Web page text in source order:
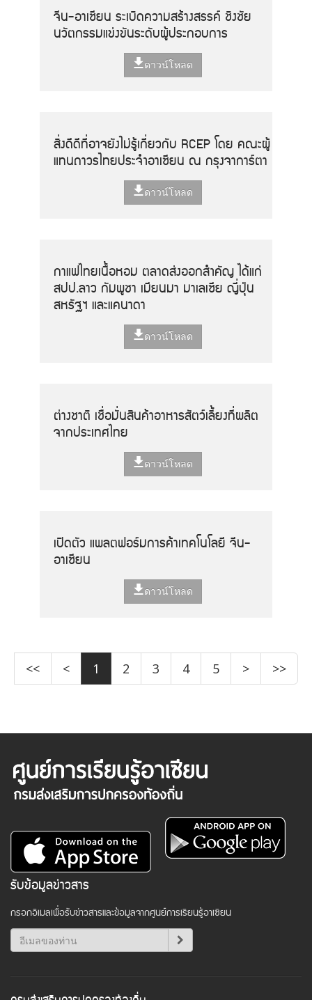
จีน-อาเซียน ระเบิดความสร้างสรรค์ ชิงชัย
นวัตกรรมแข่งขันระดับผู้ประกอบการ
ดาวน์โหลด
สิ่งดีดีที่อาจยังไม่รู้เกี่ยวกับ RCEP โดย คณะผู้
แทนถาวรไทยประจำอาเซียน ณ กรุงจาการ์ตา
ดาวน์โหลด
กาแฟไทยเนื้อหอม ตลาดส่งออกสำคัญ ได้แก่
สปป.ลาว กัมพูชา เมียนมา มาเลเซีย ญี่ปุ่น
สหรัฐฯ และแคนาดา
ดาวน์โหลด
ต่างชาติ เชื่อมั่นสินค้าอาหารสัตว์เลี้ยงที่ผลิต
จากประเทศไทย
ดาวน์โหลด
เปิดตัว แพลตฟอร์มการค้าเทคโนโลยี จีน-
อาเซียน
ดาวน์โหลด
<< < 1 2 3 4 5 > >>
รับข้อมูลข่าวสาร
กรอกอีเมลเพื่อรับข่าวสารและข้อมูลจากศูนย์การเรียนรู้อาเซียน